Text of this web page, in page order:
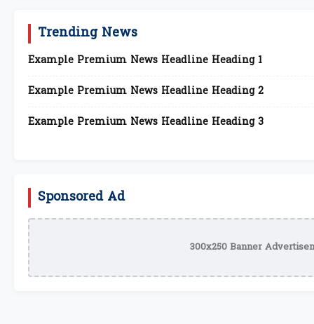
Trending News
Example Premium News Headline Heading 1
Example Premium News Headline Heading 2
Example Premium News Headline Heading 3
Sponsored Ad
300x250 Banner